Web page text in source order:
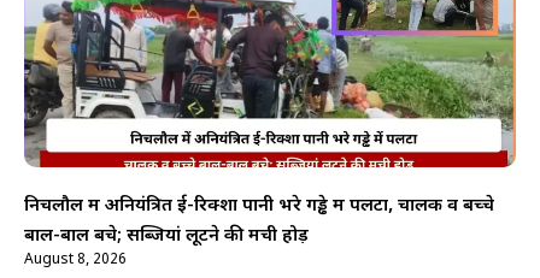
निचलौल में अनियंत्रित ई-रिक्शा पानी भरे गड्ढे में पलटा, चालक व बच्चे
बाल-बाल बचे; सब्जियां लूटने की मची होड़
August 8, 2026